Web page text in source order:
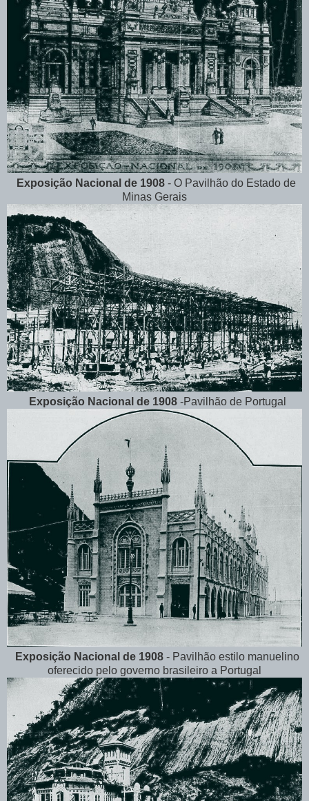
Exposição Nacional de 1908- O Pavilhão do Estado de
Minas Gerais
Exposição Nacional de 1908 -Pavilhão de Portugal
Exposição Nacional de 1908 - Pavilhão estilo manuelino
oferecido pelo governo brasileiro a Portugal